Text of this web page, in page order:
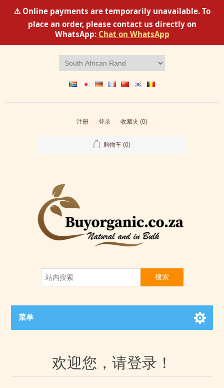
⚠️ Online payments are temporarily unavailable. To
place an order, please contact us directly on
WhatsApp: Chat on WhatsApp
注册 登录 收藏夹 (0)
购物车 (0)
搜索
菜单
欢迎您，请登录！